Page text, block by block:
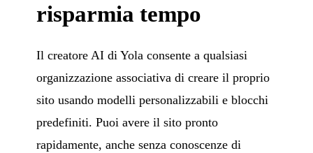
risparmia tempo
Il creatore AI di Yola consente a qualsiasi
organizzazione associativa di creare il proprio
sito usando modelli personalizzabili e blocchi
predefiniti. Puoi avere il sito pronto
rapidamente, anche senza conoscenze di